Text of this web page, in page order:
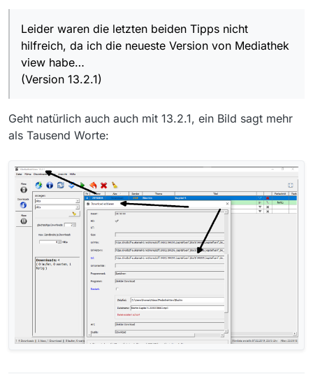
beziehen.
Ihr müßt bedenken, daß die kapitel 1-4 erst kürzlich
Jahren.
Giebt es keine anderen Möglichkeiten ?
Leider waren die letzten beiden Tipps nicht
hilfreich, da ich die neueste Version von Mediathek
view habe…
(Version 13.2.1)
Geht natürlich auch auch mit 13.2.1, ein Bild sagt mehr
als Tausend Worte: